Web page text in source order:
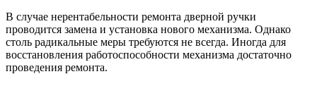
В случае нерентабельности ремонта дверной ручки
проводится замена и установка нового механизма. Однако
столь радикальные меры требуются не всегда. Иногда для
восстановления работоспособности механизма достаточно
проведения ремонта.